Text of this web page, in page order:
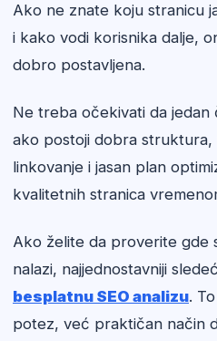
Ako ne znate koju stranicu
i kako vodi korisnika dalje,
dobro postavljena.
Ne treba očekivati da jedan
ako postoji dobra
linkovanje i jasan plan
kvalitetnih stranica
Ako želite da proverite gde
nalazi, najjednostavniji
besplatnu SEO analizu.
potez, već praktičan način